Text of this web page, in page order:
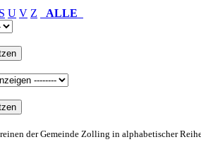
S U V Z ALLE
der Gemeinde Zolling in alphabetischer